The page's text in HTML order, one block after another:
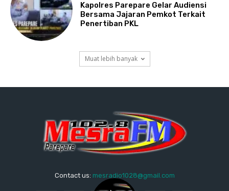
Kapolres Parepare Gelar Audiensi
Bersama Jajaran Pemkot Terkait
Penertiban PKL
Muat lebih banyak
Contact us: mesradio1028@gmail.com